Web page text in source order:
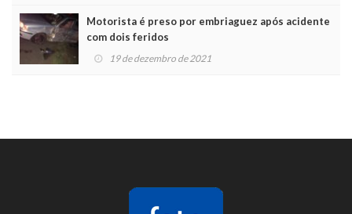
Motorista é preso por embriaguez após acidente
com dois feridos
19 de dezembro de 2021